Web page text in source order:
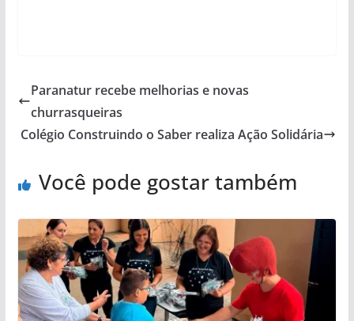
Paranatur recebe melhorias e novas
churrasqueiras
Colégio Construindo o Saber realiza Ação Solidária
Você pode gostar também